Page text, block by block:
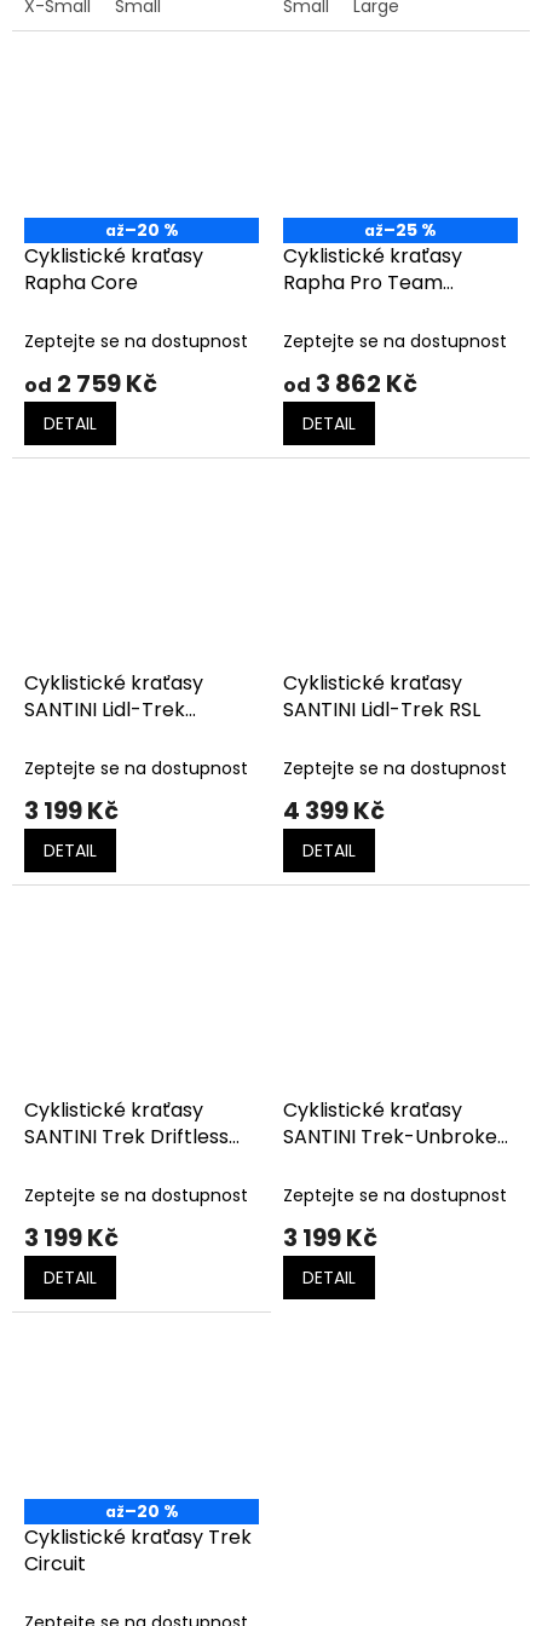
X-Small Small Small Large
až–20 %
Cyklistické kraťasy
Rapha Core
Zeptejte se na dostupnost
od 2 759 Kč
DETAIL
až–25 %
Cyklistické kraťasy
Rapha Pro Team
Zeptejte se na dostupnost
od 3 862 Kč
DETAIL
Cyklistické kraťasy
SANTINI Lidl-Trek
Zeptejte se na dostupnost
3 199 Kč
DETAIL
Cyklistické kraťasy
SANTINI Lidl-Trek RSL
Zeptejte se na dostupnost
4 399 Kč
DETAIL
Cyklistické kraťasy
SANTINI Trek Driftless
Zeptejte se na dostupnost
3 199 Kč
DETAIL
Cyklistické kraťasy
SANTINI Trek-Unbroken
Zeptejte se na dostupnost
3 199 Kč
DETAIL
až–20 %
Cyklistické kraťasy Trek
Circuit